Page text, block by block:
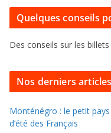
e
s
u
o
l
l
e
Quelques conseils
Des conseils sur les billets
Nos derniers
Monténégro : le petit
d’été des Français